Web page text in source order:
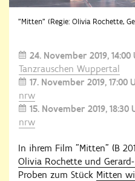
"Mitten" (Regie: Olivia Rochette,
24. November 2019 14:00
Tanzrauschen Wuppertal
17. November 2019 17:00
nrw
15. November 2019 18:30
nrw
In ihrem Film "Mitten" (B
Olivia Rochette und Gerard-
Proben zum Stück Mitten